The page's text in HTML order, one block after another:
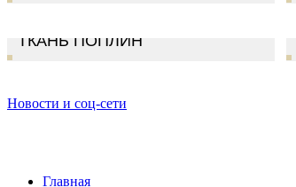
ТКАНЬ ПОПЛИН
Новости и соц-сети
Главная